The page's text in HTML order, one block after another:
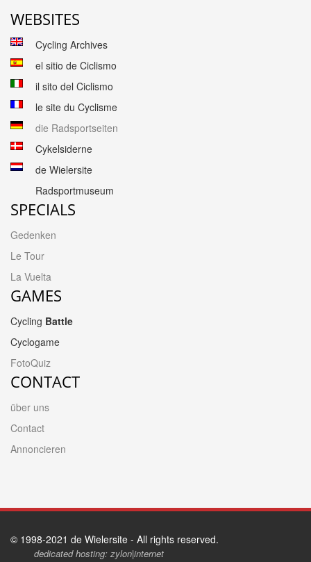
WEBSITES
Cycling Archives
el sitio de Ciclismo
il sito del Ciclismo
le site du Cyclisme
die Radsportseiten
Cykelsiderne
de Wielersite
Radsportmuseum
SPECIALS
Gedenken
Le Tour
La Vuelta
GAMES
Cycling Battle
Cyclogame
FotoQuiz
CONTACT
über uns
Contact
Annoncieren
© 1998-2021 de Wielersite - All rights reserved.
dedicated hosting: zylon|internet